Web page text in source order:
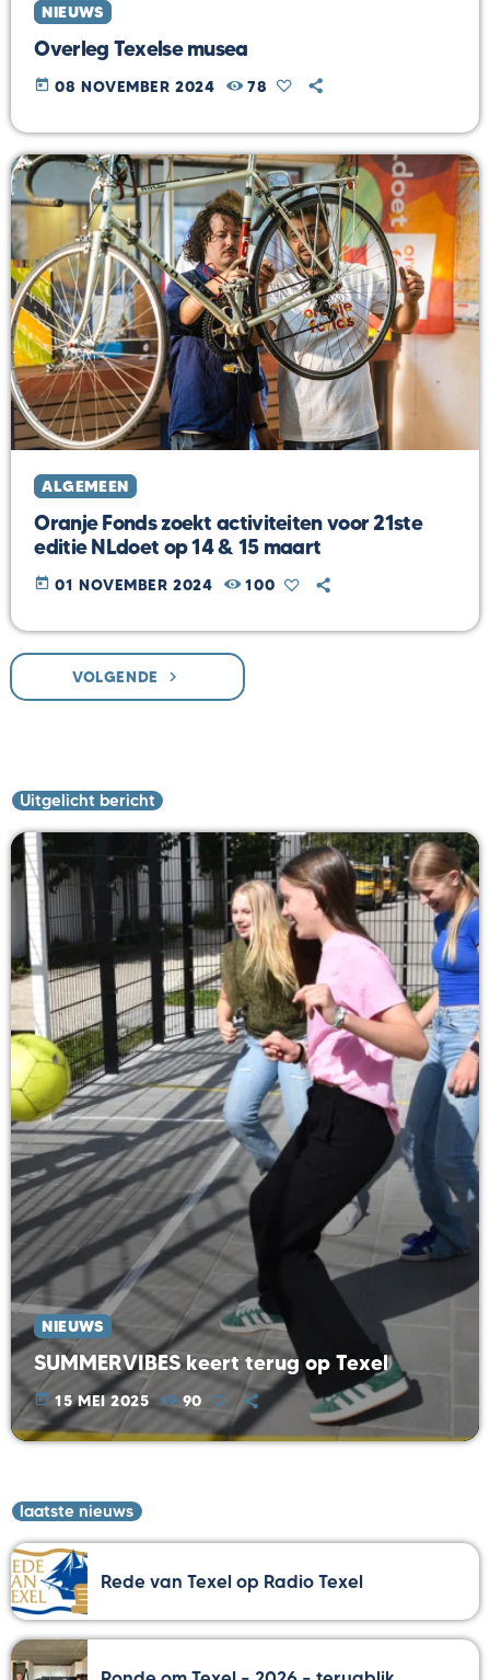
NIEUWS
Overleg Texelse musea
today 08 NOVEMBER 2024 78
ALGEMEEN
Oranje Fonds zoekt activiteiten voor 21ste
editie NLdoet op 14 & 15 maart
today 01 NOVEMBER 2024 100
VOLGENDE navigate_next
Uitgelicht bericht
NIEUWS
SUMMERVIBES keert terug op Texel
today 15 MEI 2025 90
laatste nieuws
Rede van Texel op Radio Texel